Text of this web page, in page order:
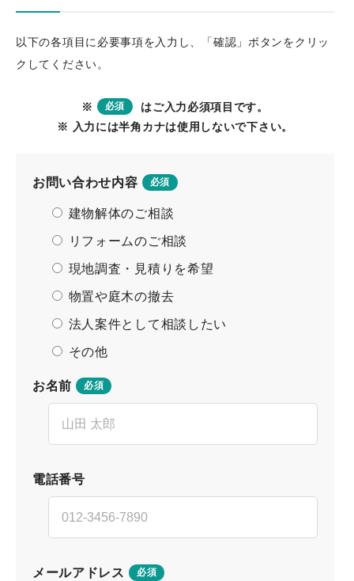
以下の各項目に必要事項を入力し、「確認」ボタンをクリッ
クしてください。
※ 必須
はご入力必須項目です。
※ 入力には半角カナは使用しないで下さい。
お問い合わせ内容 必須
建物解体のご相談
リフォームのご相談
現地調査・見積りを希望
物置や庭木の撤去
法人案件として相談したい
その他
お名前 必須
電話番号
メールアドレス 必須